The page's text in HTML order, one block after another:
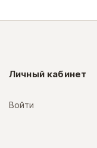
Личный кабинет
Войти